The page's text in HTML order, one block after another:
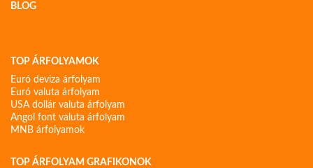
BLOG
TOP ÁRFOLYAMOK
Euró deviza árfolyam
Euró valuta árfolyam
USA dollár valuta árfolyam
Angol font valuta árfolyam
MNB árfolyamok
TOP ÁRFOLYAM GRAFIKONOK